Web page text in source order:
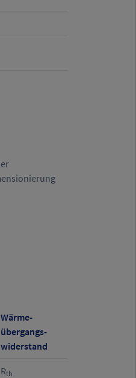
Wärme-
übergangs-
widerstand
Rth